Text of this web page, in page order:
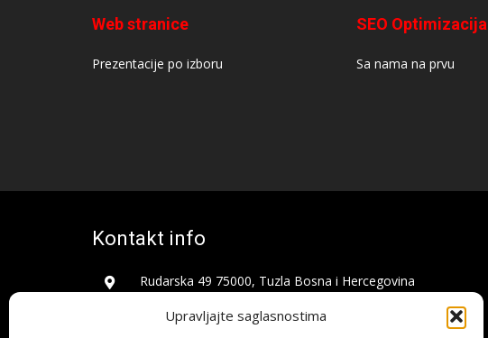
Upravljajte saglasnostima
Web stranice
Prezentacije po izboru
SEO Optimizacija
Sa nama na prvu
Kontakt info
Rudarska 49 75000, Tuzla Bosna i Hercegovina
+387 62 426 052